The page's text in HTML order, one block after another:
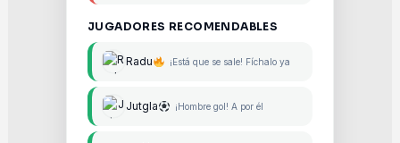
JUGADORES RECOMENDABLES
Radu ¡Está que se sale! Fíchalo ya
Jutgla ¡Hombre gol! A por él